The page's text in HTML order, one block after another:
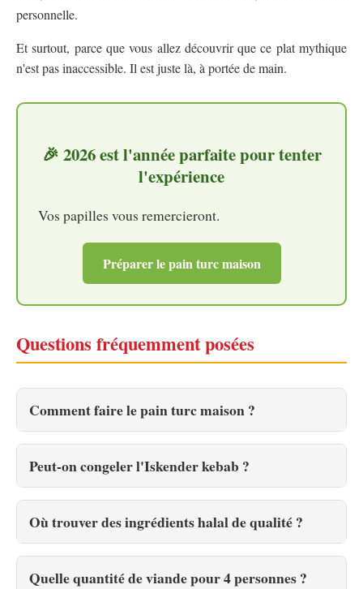
personnelle.
Et surtout, parce que vous allez découvrir que ce plat mythique
n'est pas inaccessible. Il est juste là, à portée de main.
🎉 2026 est l'année parfaite pour tenter
l'expérience
Vos papilles vous remercieront.
Préparer le pain turc maison
Questions fréquemment posées
Comment faire le pain turc maison ?
Peut-on congeler l'Iskender kebab ?
Où trouver des ingrédients halal de qualité ?
Quelle quantité de viande pour 4 personnes ?